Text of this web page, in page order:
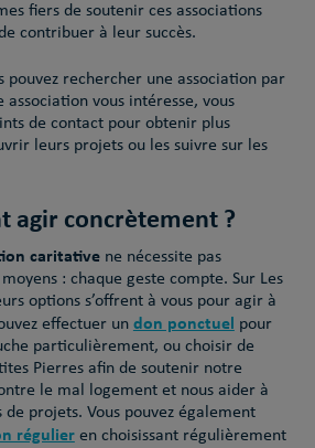
fiers de soutenir ces associations
contribuer à leur succès.
pouvez rechercher une association par
association vous intéresse, vous
de contact pour obtenir plus
leurs projets ou les suivre sur les
agir concrètement ?
caritativene nécessite pas
: chaque geste compte. Sur Les
options s’offrent à vous pour agir à
effectuer un don ponctuel pour
particulièrement, ou choisir de
Pierres afin de soutenir notre
le mal logement et nous aider à
projets. Vous pouvez également
régulieren choisissant régulièrement